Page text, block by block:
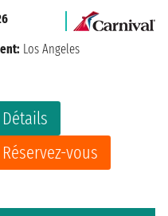
Détails
Réservez-vous
Los Angeles